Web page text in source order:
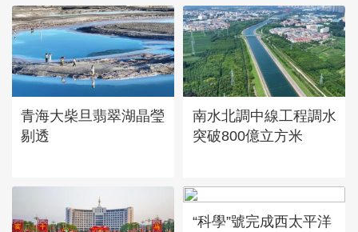
“大地指紋”奏響夏夜文旅樂
章
青海大柴旦翡翠湖晶瑩
剔透
南水北調中線工程調水
突破800億立方米
“科學”號完成西太平洋